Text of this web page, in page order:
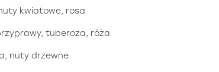
kwiatowe, rosa
tuberoza, róża
nuty drzewne